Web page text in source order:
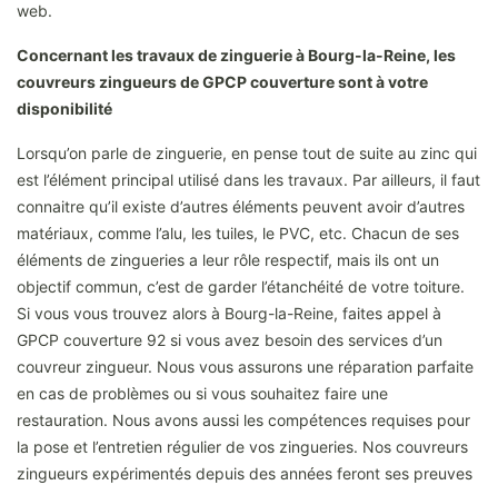
web.
Concernant les travaux de zinguerie à Bourg-la-Reine, les
couvreurs zingueurs de GPCP couverture sont à votre
disponibilité
Lorsqu’on parle de zinguerie, en pense tout de suite au zinc qui
est l’élément principal utilisé dans les travaux. Par ailleurs, il faut
connaitre qu’il existe d’autres éléments peuvent avoir d’autres
matériaux, comme l’alu, les tuiles, le PVC, etc. Chacun de ses
éléments de zingueries a leur rôle respectif, mais ils ont un
objectif commun, c’est de garder l’étanchéité de votre toiture.
Si vous vous trouvez alors à Bourg-la-Reine, faites appel à
GPCP couverture 92 si vous avez besoin des services d’un
couvreur zingueur. Nous vous assurons une réparation parfaite
en cas de problèmes ou si vous souhaitez faire une
restauration. Nous avons aussi les compétences requises pour
la pose et l’entretien régulier de vos zingueries. Nos couvreurs
zingueurs expérimentés depuis des années feront ses preuves